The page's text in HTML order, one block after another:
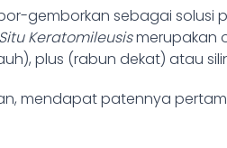
gemborkan sebagai solusi
Keratomileusismerupakan
plus (rabun dekat) atau
mendapat patennya